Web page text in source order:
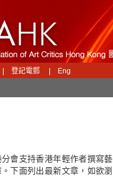
登記電郵 Eng
會支持香港年輕作者撰寫
下面列出最新文章，如欲